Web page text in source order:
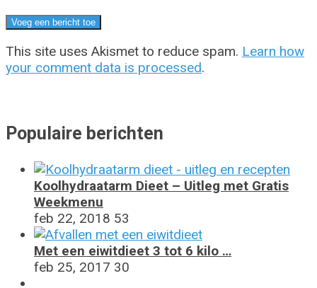
This site uses Akismet to reduce spam. Learn how
your comment data is processed.
Populaire berichten
Koolhydraatarm Dieet – Uitleg met Gratis
Weekmenu
feb 22, 2018 53
Met een eiwitdieet 3 tot 6 kilo …
feb 25, 2017 30